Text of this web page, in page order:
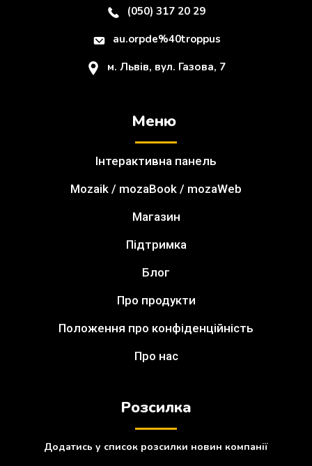
(050) 317 20 29
au.orpde%40troppus
м. Львів, вул. Газова, 7
Меню
Інтерактивна панель
Mozaik / mozaBook / mozaWeb
Магазин
Підтримка
Блог
Про продукти
Положення про конфіденційність
Про нас
Розсилка
Додатись у список розсилки новин компанії